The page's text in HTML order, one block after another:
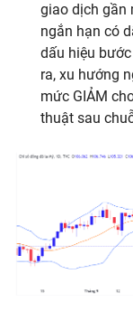
giao dịch gần
ngắn hạn có
dấu hiệu
ra, xu hướng
mức GIẢM
thuật sau